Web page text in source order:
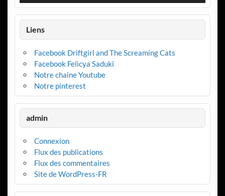
Liens
Facebook Driftgirl and The Screaming Cats
Facebook Felicya Saduki
Notre chaine Youtube
Notre pinterest
admin
Connexion
Flux des publications
Flux des commentaires
Site de WordPress-FR